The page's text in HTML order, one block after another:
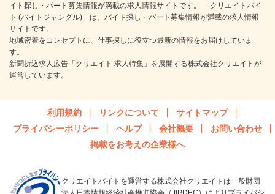
イト探し・パート募集情報が満載の求人情報サイトです。 「クリエイトバイ
ト (バイトジャングル)」は、バイト探し・パート募集情報が満載の求人情報
サイトです。
地域密着をコンセプトに、仕事探しに役立つ最新の情報をお届けしていま
す。
新聞折込求人広告「クリエイト 求人特集」を展開する株式会社クリエイトが
運営しています。
利用規約 リンクについて
サイトマップ
プライバシーポリシー
ヘルプ 会社概要
お問い合わせ
掲載をお考えの企業様へ
クリエイトバイトを運営する株式会社クリエイトは一般財団